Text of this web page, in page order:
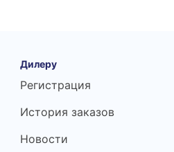
Дилеру
Регистрация
История заказов
Новости